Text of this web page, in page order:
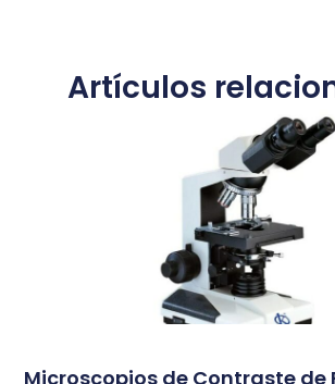
Artículos
Microscopios de Contraste de